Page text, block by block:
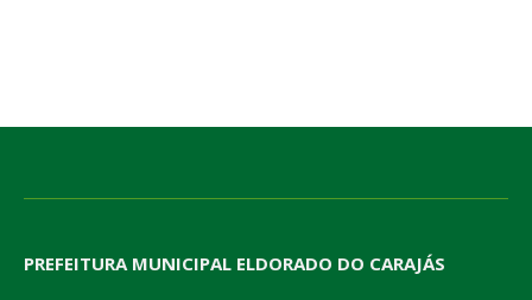
PREFEITURA MUNICIPAL ELDORADO DO CARAJÁS